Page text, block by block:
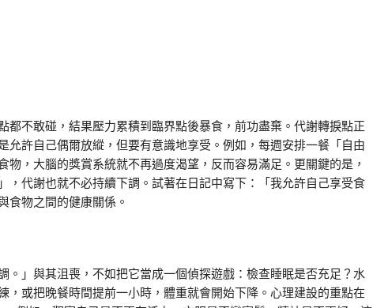
不敢碰，結果壓力累積到臨界點後暴食，前功盡棄。代謝轉捩點正
許自己偶爾放縱，但要有意識地享受。例如，每週安排一餐「自由
，大腦的獎賞系統就不再過度渴望，反而容易滿足。更關鍵的是，
代謝也就不必持續下調。試著在日記中寫下：「我允許自己享受食
食物之間的健康關係。
」與其沮喪，不如把它當成一個偵探遊戲：檢查睡眠是否充足？水
或把晚餐時間提前一小時，體重就會開始下降。心理建設的重點在